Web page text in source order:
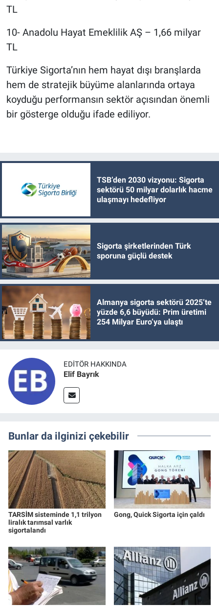
TL
10- Anadolu Hayat Emeklilik AŞ – 1,66 milyar
TL
Türkiye Sigorta’nın hem hayat dışı branşlarda
hem de stratejik büyüme alanlarında ortaya
koyduğu performansın sektör açısından önemli
bir gösterge olduğu ifade ediliyor.
TSB’den 2030 vizyonu: Sigorta
sektörü 50 milyar dolarlık hacme
ulaşmayı hedefliyor
Sigorta şirketlerinden Türk
sporuna güçlü destek
Almanya sigorta sektörü 2025’te
yüzde 6,6 büyüdü: Prim üretimi
254 Milyar Euro’ya ulaştı
EDITÖR HAKKINDA
Elif Bayrık
Bunlar da ilginizi çekebilir
TARSİM sisteminde 1,1 trilyon
liralık tarımsal varlık
sigortalandı
Gong, Quick Sigorta için çaldı